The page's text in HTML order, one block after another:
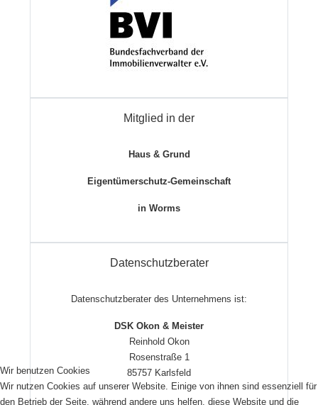
Mitglied in der
Haus & Grund
Eigentümerschutz-Gemeinschaft
in Worms
Datenschutzberater
Datenschutzberater des Unternehmens ist:
DSK Okon & Meister
Reinhold Okon
Rosenstraße 1
85757 Karlsfeld
Wir benutzen Cookies
Wir nutzen Cookies auf unserer Website. Einige von ihnen sind essenziell für
den Betrieb der Seite, während andere uns helfen, diese Website und die